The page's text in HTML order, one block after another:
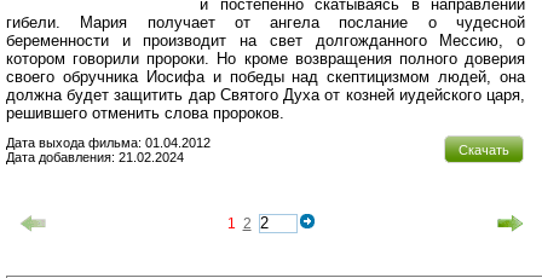
и постепенно скатываясь в направлении
гибели. Мария получает от ангела послание о чудесной
беременности и производит на свет долгожданного Мессию, о
котором говорили пророки. Но кроме возвращения полного доверия
своего обручника Иосифа и победы над скептицизмом людей, она
должна будет защитить дар Святого Духа от козней иудейского царя,
решившего отменить слова пророков.
Скачать
Дата выхода фильма: 01.04.2012
Дата добавления: 21.02.2024
1 2